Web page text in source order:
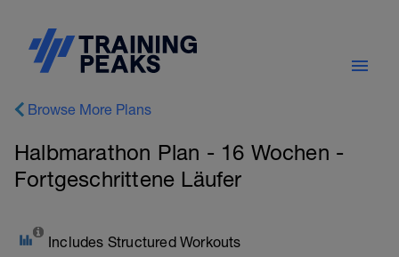
Browse More Plans
Halbmarathon Plan - 16 Wochen -
Fortgeschrittene Läufer
Includes Structured Workouts